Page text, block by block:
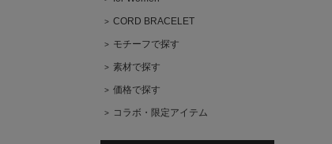
CORD BRACELET
モチーフで探す
素材で探す
価格で探す
コラボ・限定アイテム